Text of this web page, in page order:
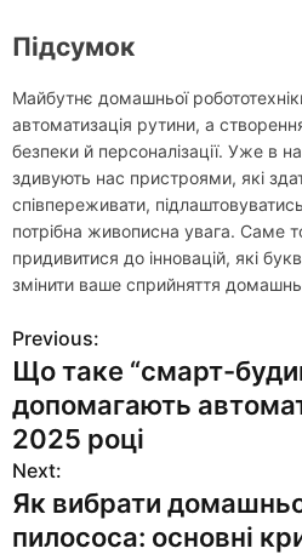
Підсумок
Майбутнє домашньої
автоматизація рутини, а
безпеки й персоналізації. Уже в
здивують нас пристроями, які
співпереживати,
потрібна живописна увага. Саме
придивитися до інновацій, які
змінити ваше сприйняття
Н
а
в
и
г
Previous:
Що таке “смарт-
допомагають
2025 році
Next:
Як вибрати
пилососа: основні